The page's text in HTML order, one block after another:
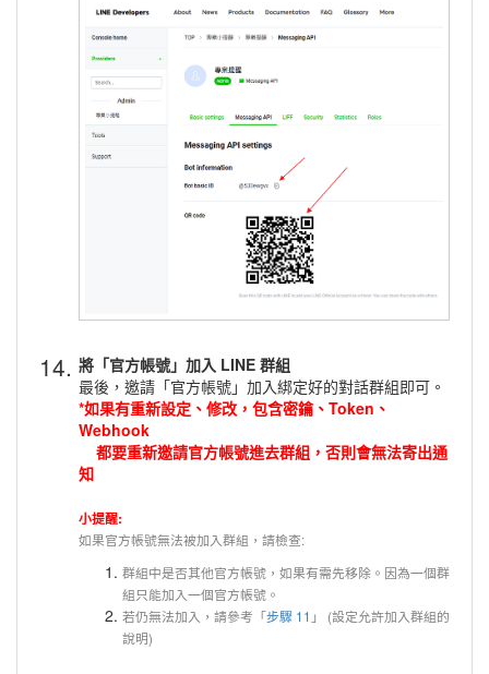
14. 將「官方帳號」加入 LINE 群組
最後，邀請「官方帳號」加入綁定好的對話群組即可。
*如果有重新設定、修改，包含密鑰、Token、
Webhook
都要重新邀請官方帳號進去群組，否則會無法寄出通
知
小提醒:
如果官方帳號無法被加入群組，請檢查:
群組中是否其他官方帳號，如果有需先移除。因為一個群
組只能加入一個官方帳號。
若仍無法加入，請參考「步驟 11 」 (設定允許加入群組的
說明)